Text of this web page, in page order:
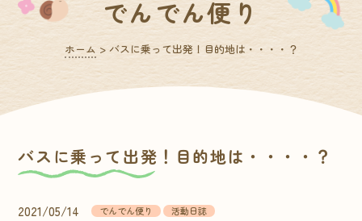
でんでん便り
ホーム > バスに乗って出発！目的地は・・・・？
バスに乗って出発！目的地は・・・・？
2021/05/14 でんでん便り 活動日誌